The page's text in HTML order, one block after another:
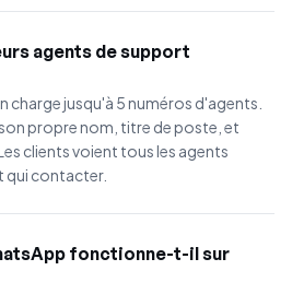
agents de support
charge jusqu'à 5 numéros d'agents.
propre nom, titre de poste, et
clients voient tous les agents
qui contacter.
fonctionne-t-il sur